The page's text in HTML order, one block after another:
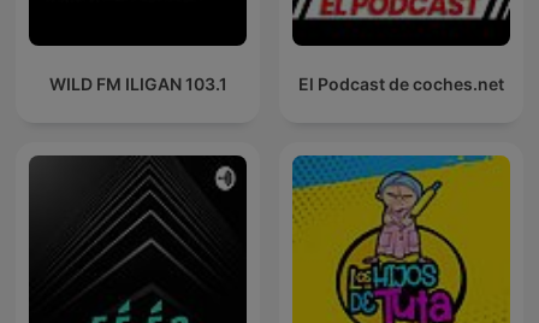
WILD FM ILIGAN 103.1 El Podcast de coches.net